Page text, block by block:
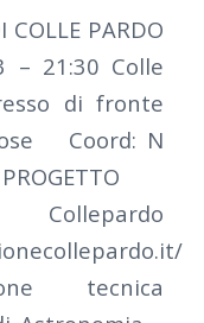
COLLE PARDO
– 21:30 Colle
di fronte
Coord: N
PROGETTO
tecnica